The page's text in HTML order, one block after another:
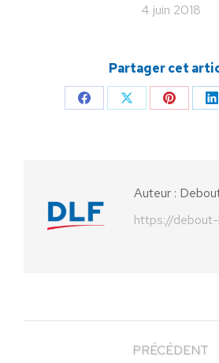
4 juin 2018
Partager cet
PartagerPartagerPartager
Auteur :
https://
PRÉCÉDENT